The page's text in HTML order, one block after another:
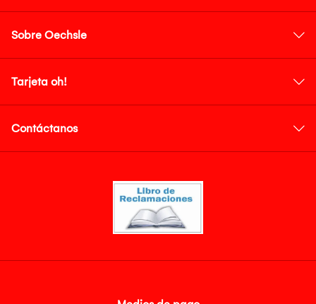
Sobre Oechsle
Tarjeta oh!
Contáctanos